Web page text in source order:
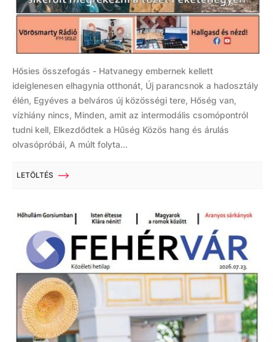
Hősies összefogás - Hatvanegy embernek kellett
ideiglenesen elhagynia otthonát, Új parancsnok a hadosztály
élén, Egyéves a belváros új közösségi tere, Hőség van,
vízhiány nincs, Minden, amit az intermodális csomópontról
tudni kell, Elkezdődtek a Hűség Közös hang és árulás
olvasópróbái, A múlt folyta...
LETÖLTÉS